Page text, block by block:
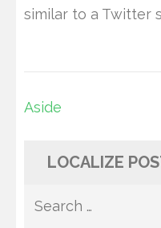
similar to a Twitter
Post
Aside
LOCALIZE
Search